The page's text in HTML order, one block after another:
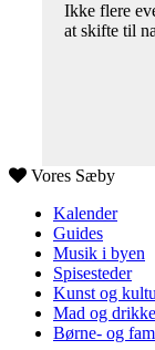
Ikke flere
at skifte til
Vores Sæby
Kalender
Guides
Musik i byen
Spisesteder
Kunst og
Mad og drikke
Børne- og